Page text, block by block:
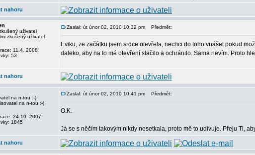
nahoru
uživatel
11.4. 2008
53
Zaslal: út únor 02, 2010 10:32 pm Předmět:
Eviku, ze začátku jsem srdce otevřela, nechci do toho vnášet pokud
daleko, aby na to mé otevření stačilo a ochránilo. Sama nevím. Proto
nahoru
na n-tou :-)
24.10. 2007
1845
Zaslal: út únor 02, 2010 10:41 pm Předmět:
O.K.
Já se s něčím takovým nikdy nesetkala, proto mě to udivuje. Přeju Ti,
nahoru